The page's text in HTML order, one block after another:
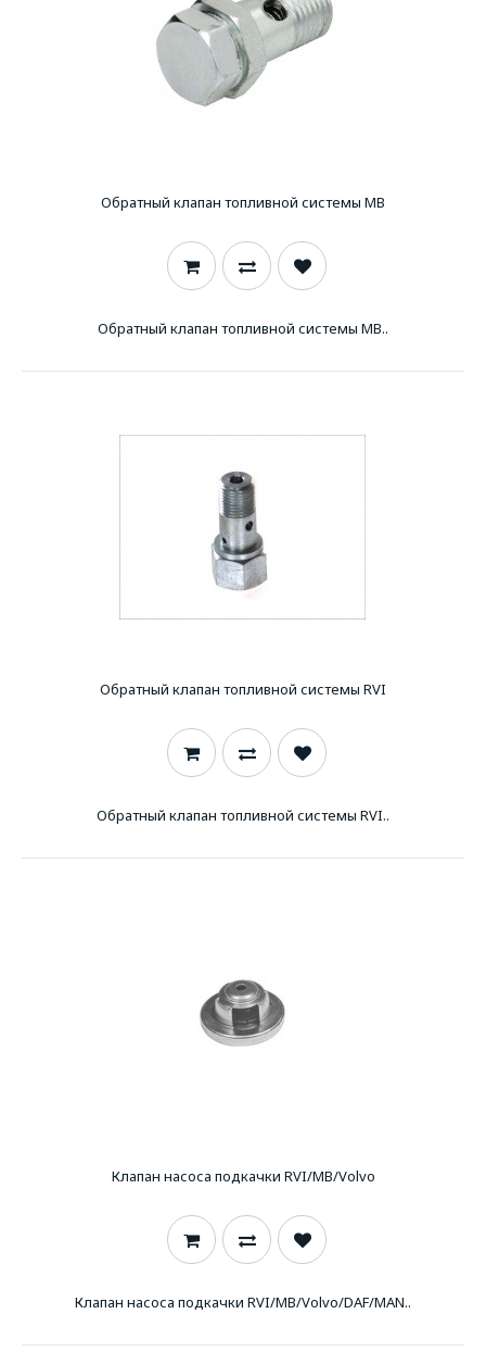
Обратный клапан топливной системы MB
Обратный клапан топливной системы MB..
Обратный клапан топливной системы RVI
Обратный клапан топливной системы RVI..
Клапан насоса подкачки RVI/MB/Volvo
Клапан насоса подкачки RVI/MB/Volvo/DAF/MAN..